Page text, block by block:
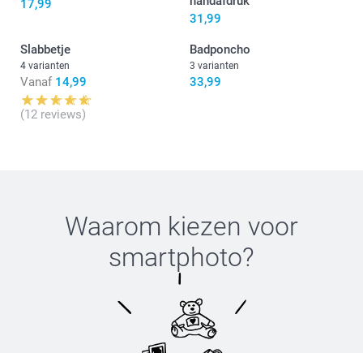
17,99
31,99
Slabbetje
4 varianten
Vanaf 14,99
(12 reviews)
Badponcho
3 varianten
33,99
Waarom kiezen voor
smartphoto?